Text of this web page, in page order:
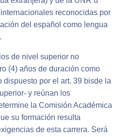
reconocidas por
del español como lengua
de nivel superior no
(4) años de duración como
dispuesto por el art. 39 bisde la
y reúnan los
la Comisión Académica
su formación resulta
de esta carrera. Será